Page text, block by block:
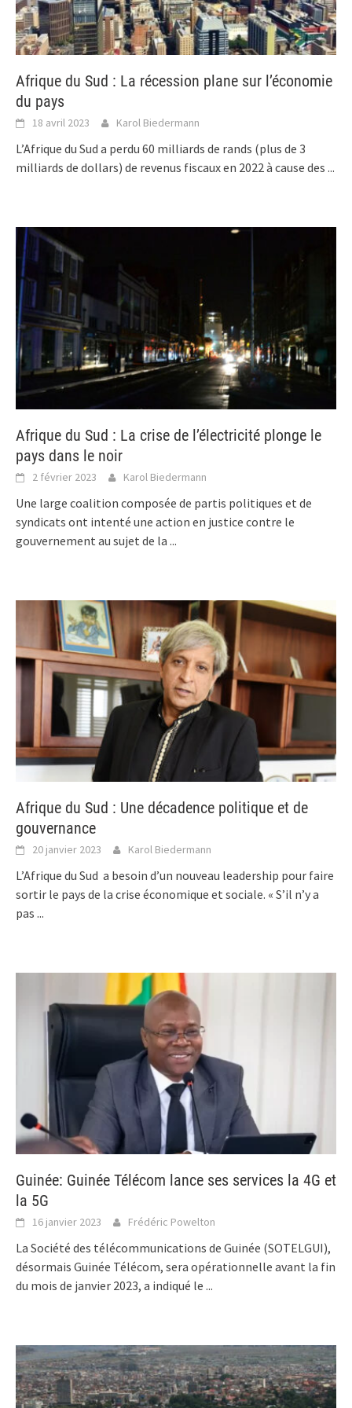
Afrique du Sud : La récession plane sur l’économie
du pays
18 avril 2023 Karol Biedermann
L’Afrique du Sud a perdu 60 milliards de rands (plus de 3
milliards de dollars) de revenus fiscaux en 2022 à cause des ...
Afrique du Sud : La crise de l’électricité plonge le
pays dans le noir
2 février 2023 Karol Biedermann
Une large coalition composée de partis politiques et de
syndicats ont intenté une action en justice contre le
gouvernement au sujet de la ...
Afrique du Sud : Une décadence politique et de
gouvernance
20 janvier 2023 Karol Biedermann
L’Afrique du Sud a besoin d’un nouveau leadership pour faire
sortir le pays de la crise économique et sociale. « S’il n’y a
pas ...
Guinée: Guinée Télécom lance ses services la 4G et
la 5G
16 janvier 2023 Frédéric Powelton
La Société des télécommunications de Guinée (SOTELGUI),
désormais Guinée Télécom, sera opérationnelle avant la fin
du mois de janvier 2023, a indiqué le ...